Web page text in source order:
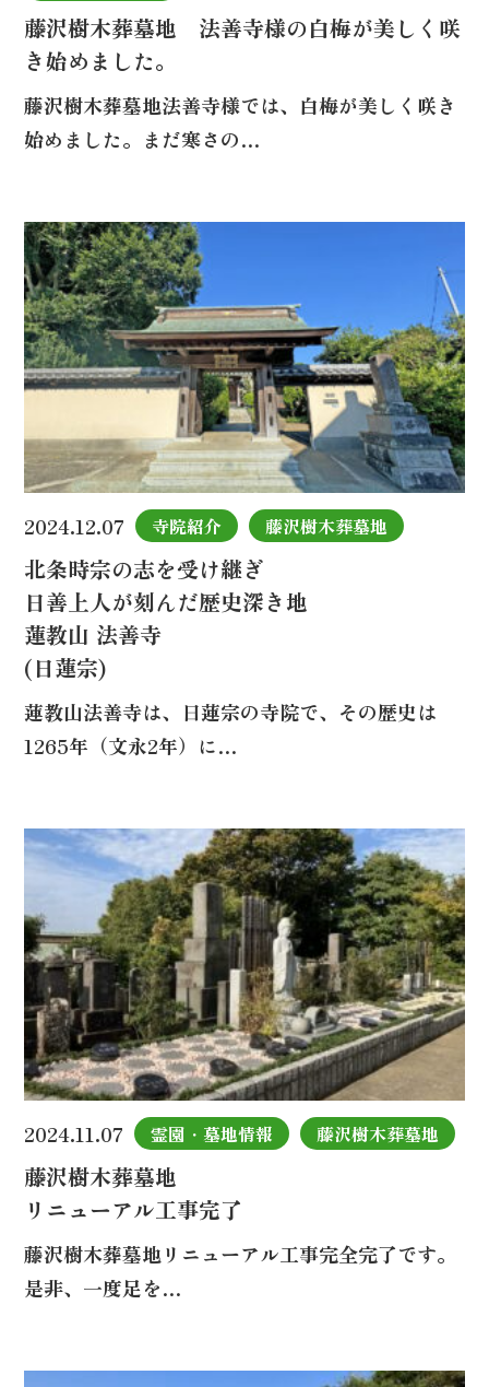
藤沢樹木葬墓地 法善寺様の白梅が美しく咲
き始めました。
藤沢樹木葬墓地法善寺様では、白梅が美しく咲き
始めました。まだ寒さの…
2024.12.07 寺院紹介 藤沢樹木葬墓地
北条時宗の志を受け継ぎ
日善上人が刻んだ歴史深き地
蓮教山 法善寺
(日蓮宗)
蓮教山法善寺は、日蓮宗の寺院で、その歴史は
1265年（文永2年）に…
2024.11.07 霊園・墓地情報 藤沢樹木葬墓地
藤沢樹木葬墓地
リニューアル工事完了
藤沢樹木葬墓地リニューアル工事完全完了です。
是非、一度足を…